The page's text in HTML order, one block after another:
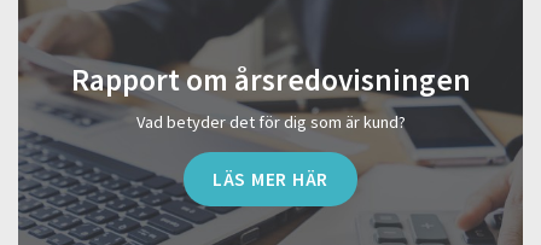
Rapport om årsredovisningen
Vad betyder det för dig som är kund?
LÄS MER HÄR